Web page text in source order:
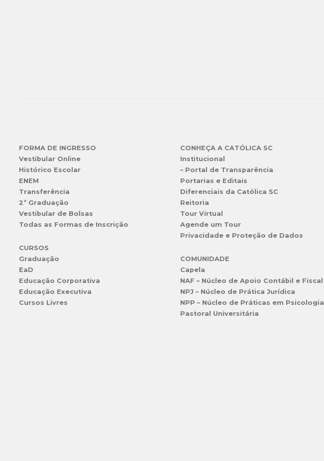
FORMA DE INGRESSO
Vestibular Online
Histórico Escolar
ENEM
Transferência
2ª Graduação
Vestibular de Bolsas
Todas as Formas de Inscrição
CURSOS
Graduação
EaD
Educação Corporativa
Educação Executiva
Cursos Livres
CONHEÇA A CATÓLICA SC
Institucional
– Portal de Transparência
Portarias e Editais
Diferenciais da Católica SC
Reitoria
Tour Virtual
Agende um Tour
Privacidade e Proteção de Dados
COMUNIDADE
Capela
NAF – Núcleo de Apoio Contábil e Fiscal
NPJ – Núcleo de Prática Jurídica
NPP – Núcleo de Práticas em Psicologia
Pastoral Universitária